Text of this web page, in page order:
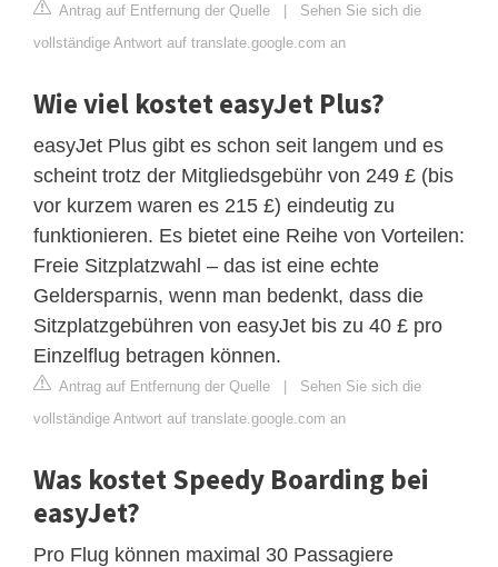
Antrag auf Entfernung der Quelle | Sehen Sie sich die
vollständige Antwort auf translate.google.com an
Wie viel kostet easyJet Plus?
easyJet Plus gibt es schon seit langem und es
scheint trotz der Mitgliedsgebühr von 249 £ (bis
vor kurzem waren es 215 £) eindeutig zu
funktionieren. Es bietet eine Reihe von Vorteilen:
Freie Sitzplatzwahl – das ist eine echte
Geldersparnis, wenn man bedenkt, dass die
Sitzplatzgebühren von easyJet bis zu 40 £ pro
Einzelflug betragen können.
Antrag auf Entfernung der Quelle | Sehen Sie sich die
vollständige Antwort auf translate.google.com an
Was kostet Speedy Boarding bei
easyJet?
Pro Flug können maximal 30 Passagiere